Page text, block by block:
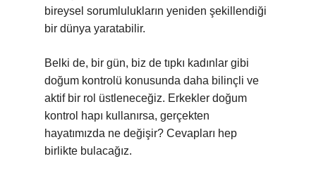
bireysel sorumlulukların yeniden şekillendiği
bir dünya yaratabilir.
Belki de, bir gün, biz de tıpkı kadınlar gibi
doğum kontrolü konusunda daha bilinçli ve
aktif bir rol üstleneceğiz. Erkekler doğum
kontrol hapı kullanırsa, gerçekten
hayatımızda ne değişir? Cevapları hep
birlikte bulacağız.